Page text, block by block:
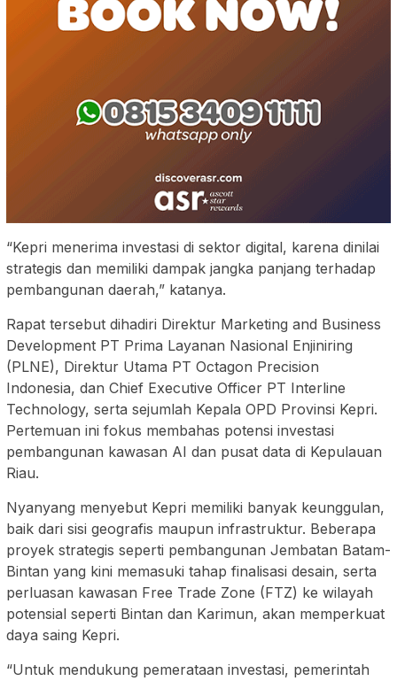
“Kepri menerima investasi di sektor digital, karena dinilai
strategis dan memiliki dampak jangka panjang terhadap
pembangunan daerah,” katanya.
Rapat tersebut dihadiri Direktur Marketing and Business
Development PT Prima Layanan Nasional Enjiniring
(PLNE), Direktur Utama PT Octagon Precision
Indonesia, dan Chief Executive Officer PT Interline
Technology, serta sejumlah Kepala OPD Provinsi Kepri.
Pertemuan ini fokus membahas potensi investasi
pembangunan kawasan AI dan pusat data di Kepulauan
Riau.
Nyanyang menyebut Kepri memiliki banyak keunggulan,
baik dari sisi geografis maupun infrastruktur. Beberapa
proyek strategis seperti pembangunan Jembatan Batam-
Bintan yang kini memasuki tahap finalisasi desain, serta
perluasan kawasan Free Trade Zone (FTZ) ke wilayah
potensial seperti Bintan dan Karimun, akan memperkuat
daya saing Kepri.
“Untuk mendukung pemerataan investasi, pemerintah